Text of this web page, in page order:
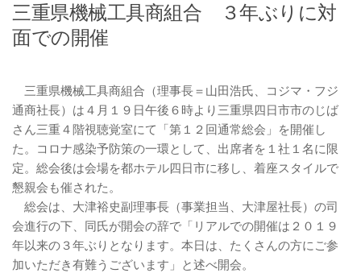
三重県機械工具商組合 ３年ぶりに対
面での開催
三重県機械工具商組合（理事長＝山田浩氏、コジマ・フジ
通商社長）は４月１９日午後６時より三重県四日市市のじば
さん三重４階視聴覚室にて「第１２回通常総会」を開催し
た。コロナ感染予防策の一環として、出席者を１社１名に限
定。総会後は会場を都ホテル四日市に移し、着座スタイルで
懇親会も催された。
総会は、大津裕史副理事長（事業担当、大津屋社長）の司
会進行の下、同氏が開会の辞で「リアルでの開催は２０１９
年以来の３年ぶりとなります。本日は、たくさんの方にご参
加いただき有難うございます」と述べ開会。